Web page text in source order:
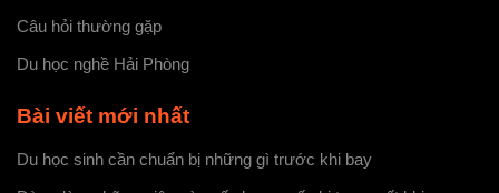
Câu hỏi thường gặp
Du học nghề Hải Phòng
Bài viết mới nhất
Du học sinh cần chuẩn bị những gì trước khi bay